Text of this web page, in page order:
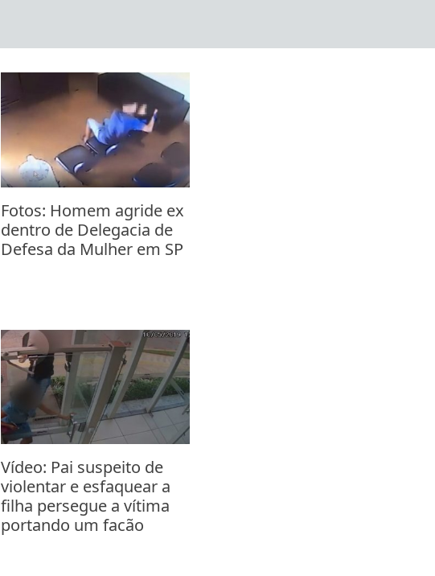
Fotos: Homem agride ex
dentro de Delegacia de
Defesa da Mulher em SP
Vídeo: Pai suspeito de
violentar e esfaquear a
filha persegue a vítima
portando um facão